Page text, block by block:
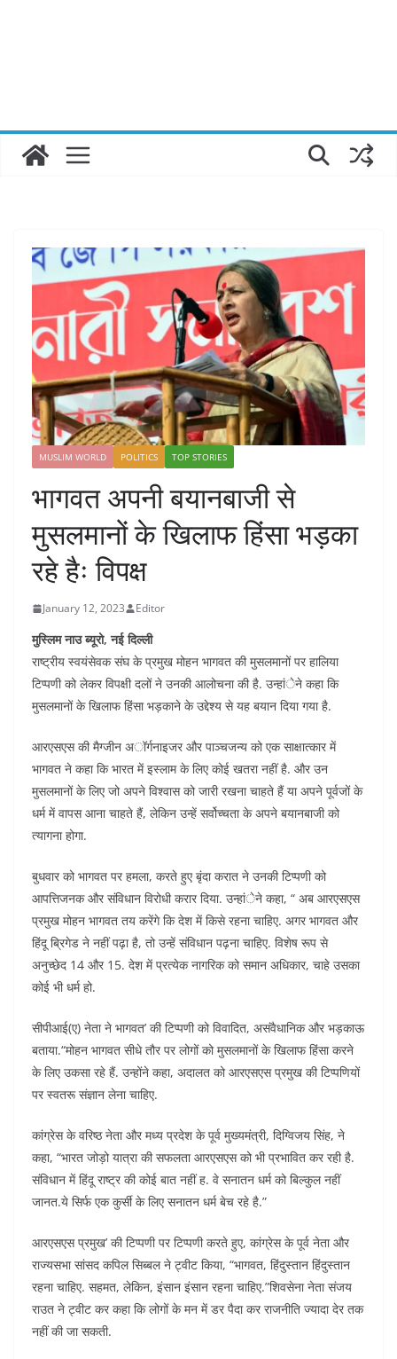
MUSLIM WORLD POLITICS TOP STORIES
भागवत अपनी बयानबाजी से
मुसलमानों के खिलाफ हिंसा भड़का
रहे हैः विपक्ष
January 12, 2023 Editor
मुस्लिम नाउ ब्यूरो, नई दिल्ली
राष्ट्रीय स्वयंसेवक संघ के प्रमुख मोहन भागवत की मुसलमानों पर हालिया
टिप्पणी को लेकर विपक्षी दलों ने उनकी आलोचना की है. उन्हांेने कहा कि
मुसलमानों के खिलाफ हिंसा भड़काने के उद्देश्य से यह बयान दिया गया है.
आरएसएस की मैग्जीन अॉर्गनाइजर और पाञ्चजन्य को एक साक्षात्कार में
भागवत ने कहा कि भारत में इस्लाम के लिए कोई खतरा नहीं है. और उन
मुसलमानों के लिए जो अपने विश्वास को जारी रखना चाहते हैं या अपने पूर्वजों के
धर्म में वापस आना चाहते हैं, लेकिन उन्हें सर्वोच्चता के अपने बयानबाजी को
त्यागना होगा.
बुधवार को भागवत पर हमला, करते हुए बृंदा करात ने उनकी टिप्पणी को
आपत्तिजनक और संविधान विरोधी करार दिया. उन्हांेने कहा, “ अब आरएसएस
प्रमुख मोहन भागवत तय करेंगे कि देश में किसे रहना चाहिए. अगर भागवत और
हिंदू ब्रिगेड ने नहीं पढ़ा है, तो उन्हें संविधान पढ़ना चाहिए. विशेष रूप से
अनुच्छेद 14 और 15. देश में प्रत्येक नागरिक को समान अधिकार, चाहे उसका
कोई भी धर्म हो.
सीपीआई(ए) नेता ने भागवत’ की टिप्पणी को विवादित, असंवैधानिक और भड़काऊ
बताया.“मोहन भागवत सीधे तौर पर लोगों को मुसलमानों के खिलाफ हिंसा करने
के लिए उकसा रहे हैं. उन्होंने कहा, अदालत को आरएसएस प्रमुख की टिप्पणियों
पर स्वतरू संज्ञान लेना चाहिए.
कांग्रेस के वरिष्ठ नेता और मध्य प्रदेश के पूर्व मुख्यमंत्री, दिग्विजय सिंह, ने
कहा, “भारत जोड़ो यात्रा की सफलता आरएसएस को भी प्रभावित कर रही है.
संविधान में हिंदू राष्ट्र की कोई बात नहीं ह. वे सनातन धर्म को बिल्कुल नहीं
जानत.ये सिर्फ एक कुर्सी के लिए सनातन धर्म बेच रहे है.”
आरएसएस प्रमुख’ की टिप्पणी पर टिप्पणी करते हुए, कांग्रेस के पूर्व नेता और
राज्यसभा सांसद कपिल सिब्बल ने ट्वीट किया, “भागवत, हिंदुस्तान हिंदुस्तान
रहना चाहिए. सहमत, लेकिन, इंसान इंसान रहना चाहिए.”शिवसेना नेता संजय
राउत ने ट्वीट कर कहा कि लोगों के मन में डर पैदा कर राजनीति ज्यादा देर तक
नहीं की जा सकती.